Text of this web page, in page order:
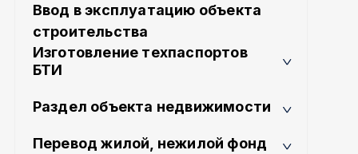
Ввод в эксплуатацию объекта
строительства
Изготовление техпаспортов
БТИ
Раздел объекта недвижимости
Перевод жилой, нежилой фонд